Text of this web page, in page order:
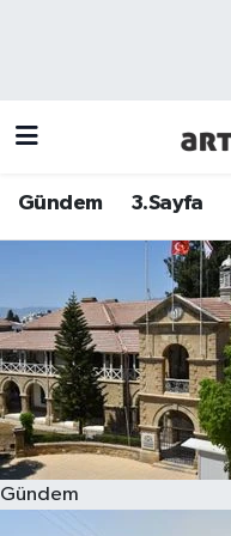
Gündem 3.Sayfa
Gündem